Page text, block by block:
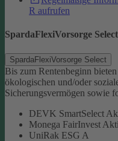
R aufrufen
SpardaFlexiVorsorge Select
SpardaFlexiVorsorge Select
Bis zum Rentenbeginn
ökologischen und/oder
Sicherungsvermögen sowie
DEVK SmartSelect
Monega FairInvest
UniRak ESG A